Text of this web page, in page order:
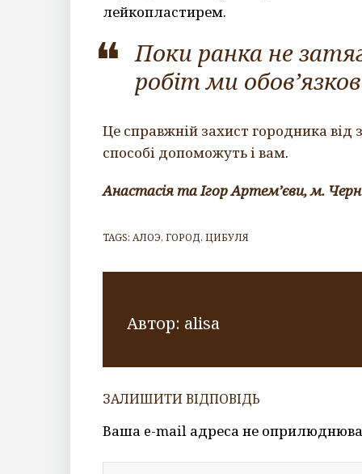
лейкопластирем.
Поки ранка не
робітми
Це справжній захист городника
способі допоможуть і вам.
Анастасія та Ігор Артем’єви, м.
TAGS: АЛОЭ, ГОРОД, ЦИБУЛЯ
Автор: alisa
ЗАЛИШИТИ ВІДПОВІДЬ
Ваша e-mail адреса не